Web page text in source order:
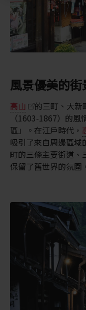
風景優美的街
高山
的三町、大新
（1603-1867）的
區」。在江戶時代，
吸引了來自周邊區域
町的三條主要街道、
保留了舊世界的氛圍